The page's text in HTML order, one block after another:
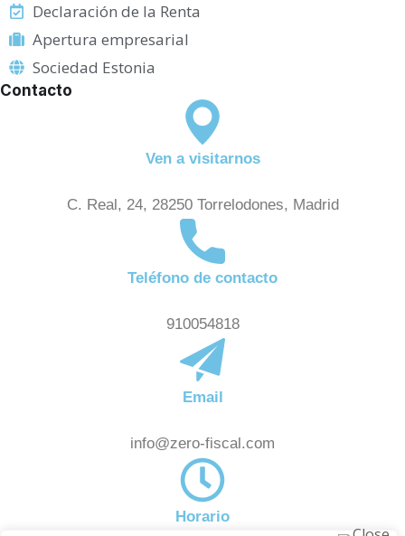
d
o
c
u
Declaración de la Renta
Apertura empresarial
Sociedad Estonia
Contacto
Ven a visitarnos
C. Real, 24, 28250 Torrelodones, Madrid
Teléfono de contacto
910054818
Email
info@zero-fiscal.com
Horario